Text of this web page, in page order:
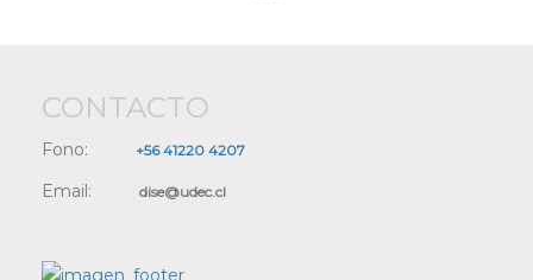
CONTACTO
Fono: +56 41220 4207
Email: dise@udec.cl